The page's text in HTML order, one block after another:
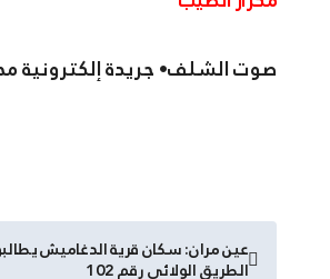
صوت الشلف• جريدة إلكترونية
تصفّح
عين مران: سكان قرية الدغاميش
الطريق الولائي رقم 102